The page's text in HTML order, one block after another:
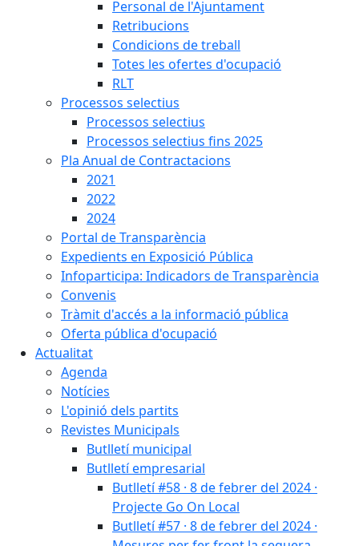
Personal de l'Ajuntament
Retribucions
Condicions de treball
Totes les ofertes d'ocupació
RLT
Processos selectius
Processos selectius
Processos selectius fins 2025
Pla Anual de Contractacions
2021
2022
2024
Portal de Transparència
Expedients en Exposició Pública
Infoparticipa: Indicadors de Transparència
Convenis
Tràmit d'accés a la informació pública
Oferta pública d'ocupació
Actualitat
Agenda
Notícies
L'opinió dels partits
Revistes Municipals
Butlletí municipal
Butlletí empresarial
Butlletí #58 · 8 de febrer del 2024 ·
Projecte Go On Local
Butlletí #57 · 8 de febrer del 2024 ·